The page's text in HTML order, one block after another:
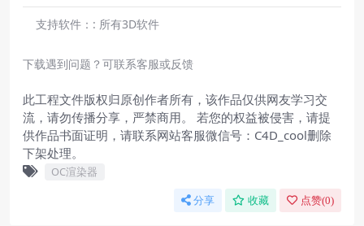
支持软件：: 所有3D软件
下载遇到问题？可联系客服或反馈
此工程文件版权归原创作者所有，该作品仅供网友学习交
流，请勿传播分享，严禁商用。 若您的权益被侵害，请提
供作品书面证明，请联系网站客服微信号：C4D_cool删除
下架处理。
OC渲染器
分享 收藏 点赞(0)